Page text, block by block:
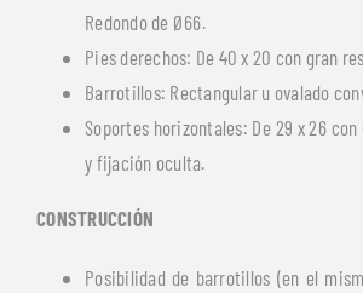
Redondo de Ø66.
Pies derechos: De 40 x 20 con gran
Barrotillos: Rectangular u ovalado
Soportes horizontales: De 29 x 26
y fijación oculta.
CONSTRUCCIÓN
Posibilidad de barrotillos (en el